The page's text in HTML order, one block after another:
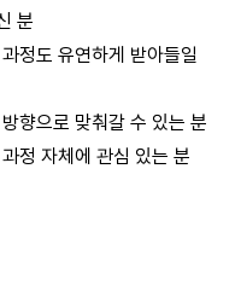
분
정도 유연하게 받아들일
향으로 맞춰갈 수 있는 분
정 자체에 관심 있는 분